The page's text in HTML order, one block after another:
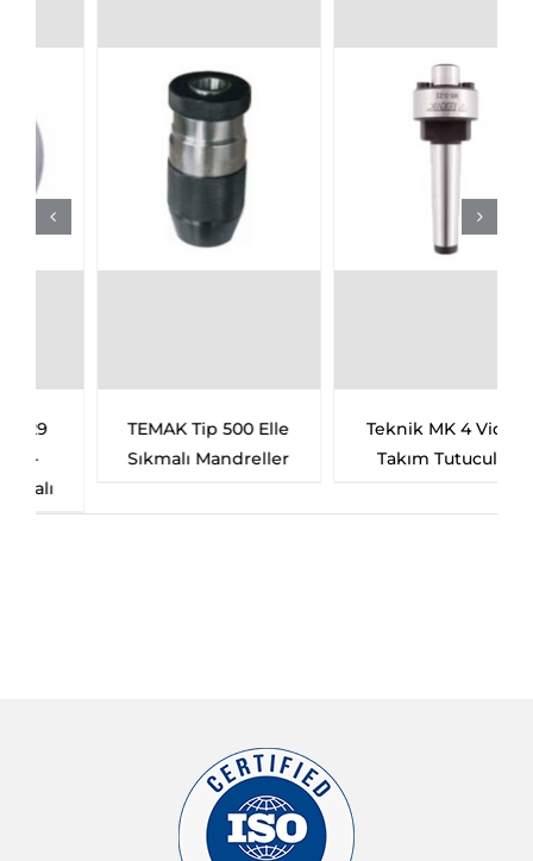
Teknik MK 4 Vidalı
Takım Tutucular
TEMAK TİP 7100 Mors
Kovanları